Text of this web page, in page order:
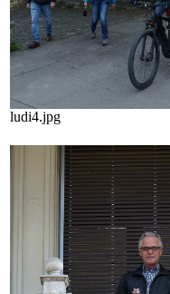
ludi4.jpg